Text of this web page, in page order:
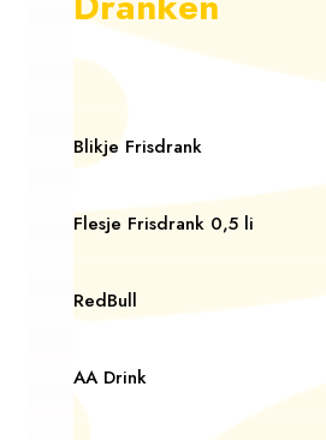
Blikje Frisdrank
Flesje Frisdrank 0,5 li
RedBull
AA Drink